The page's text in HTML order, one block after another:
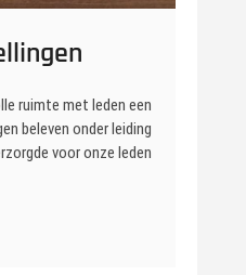
ruimte met leden een
beleven onder leiding
voor onze leden